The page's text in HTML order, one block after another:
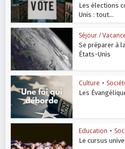
Les élections
Unis : tout...
Séjour /
Se préparer à
États-Unis
Culture •
Les
Education •
Le cursus